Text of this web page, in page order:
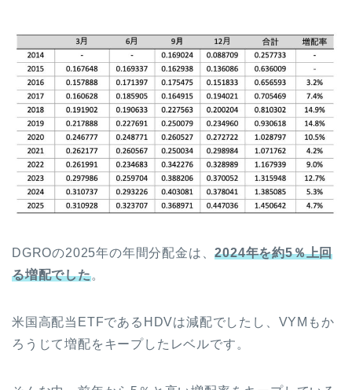
DGROの2025年の年間分配金は、2024年を約5％上回
る増配でした。
米国高配当ETFであるHDVは減配でしたし、VYMもか
ろうじて増配をキープしたレベルです。